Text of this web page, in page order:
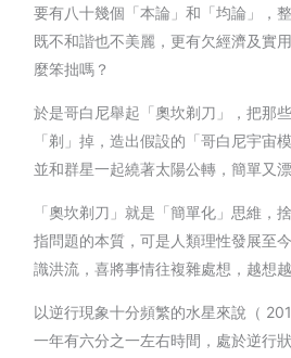
要有八十幾個「本論」和「均論」，
既不和諧也不美麗，更有欠經濟及實
麼笨拙嗎？
於是哥白尼舉起「奧坎剃刀」，把那
「剃」掉，造出假設的「哥白尼宇宙
並和群星一起繞著太陽公轉，簡單又漂
「奧坎剃刀」就是「簡單化」思維，
指問題的本質，可是人類理性發展至
識洪流，喜將事情往複雜處想，越想越
以逆行現象十分頻繁的水星來說（
一年有六分之一左右時間，處於逆行